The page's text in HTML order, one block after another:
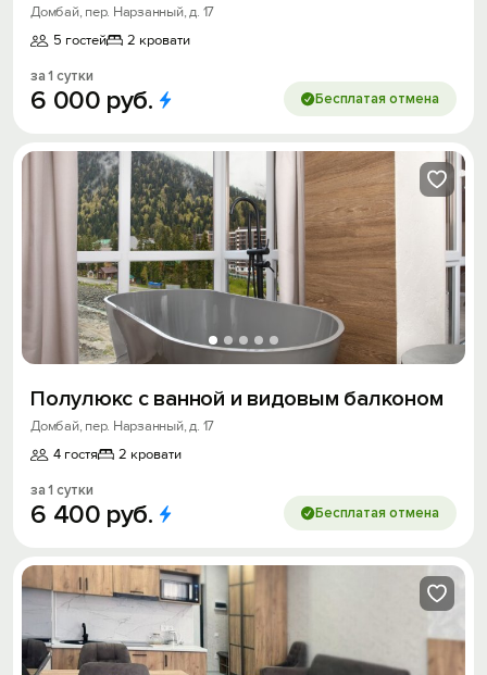
Домбай, пер. Нарзанный, д. 17
5 гостей
2 кровати
за 1 сутки
6 000 руб. Бесплатая отмена
Полулюкс с ванной и видовым балконом
Домбай, пер. Нарзанный, д. 17
4 гостя
2 кровати
за 1 сутки
6 400 руб. Бесплатая отмена